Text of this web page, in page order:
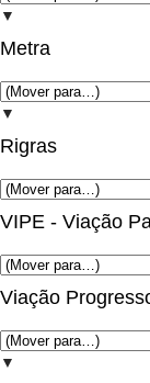
▼
Metra
▼
Rigras
VIPE - Viação
Viação
▼